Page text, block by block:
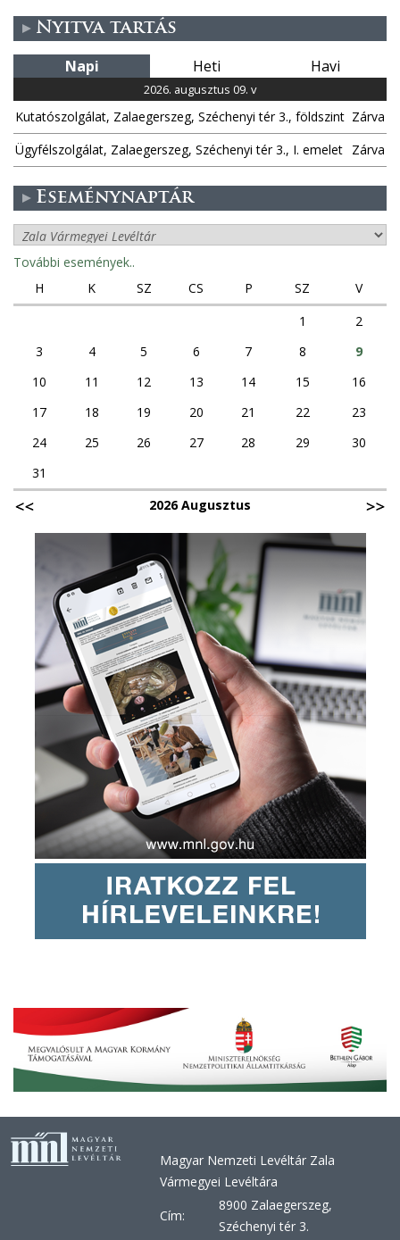
Nyitva tartás
Napi Heti Havi
2026. augusztus 09. v
Kutatószolgálat, Zalaegerszeg, Széchenyi tér 3., földszint Zárva
Ügyfélszolgálat, Zalaegerszeg, Széchenyi tér 3., I. emelet Zárva
Eseménynaptár
További események..
H
K SZ CS P SZ
V
1
2
3
4 5 6 7 8
9
10
11 12 13 14 15
16
17
18 19 20 21 22
23
24
25 26 27 28 29
30
31
2026 Augusztus
Magyar Nemzeti Levéltár Zala
Vármegyei Levéltára
Cím:
8900 Zalaegerszeg,
Széchenyi tér 3.